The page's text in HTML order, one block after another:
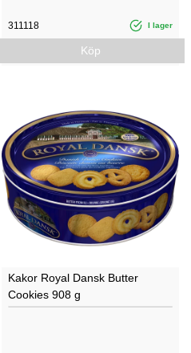
311118 I lager
Köp
Kakor Royal Dansk Butter
Cookies 908 g